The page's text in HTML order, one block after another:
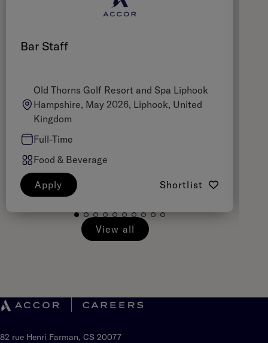
Bar Staff
Old Thorns Golf Resort and Spa Liphook
Hampshire, May 2026, Liphook, United
Kingdom
Full-Time
Food & Beverage
Apply Shortlist
View all
82 rue Henri Farman, CS 20077